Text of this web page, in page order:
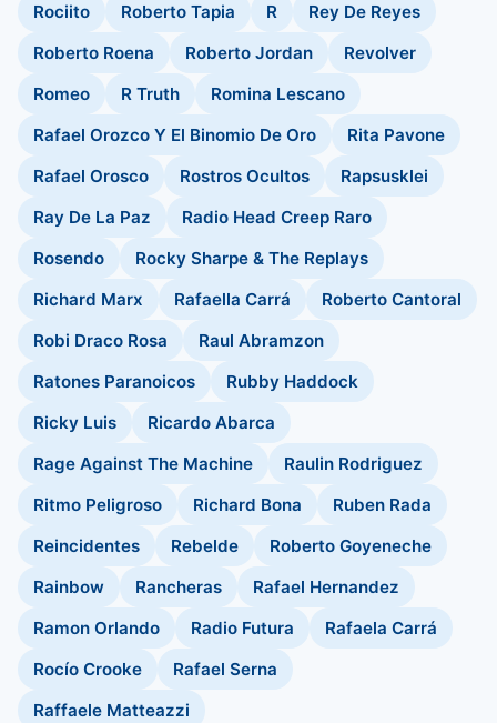
Rociito
Roberto Tapia R
Rey De Reyes
Roberto Roena
Roberto Jordan
Revolver
Romeo
R Truth
Romina Lescano
Rafael Orozco Y El Binomio De Oro
Rita Pavone
Rafael Orosco
Rostros Ocultos
Rapsusklei
Ray De La Paz
Radio Head Creep Raro
Rosendo
Rocky Sharpe & The Replays
Richard Marx
Rafaella Carrá
Roberto Cantoral
Robi Draco Rosa
Raul Abramzon
Ratones Paranoicos
Rubby Haddock
Ricky Luis
Ricardo Abarca
Rage Against The Machine
Raulin Rodriguez
Ritmo Peligroso
Richard Bona
Ruben Rada
Reincidentes
Rebelde
Roberto Goyeneche
Rainbow
Rancheras
Rafael Hernandez
Ramon Orlando
Radio Futura
Rafaela Carrá
Rocío Crooke
Rafael Serna
Raffaele Matteazzi